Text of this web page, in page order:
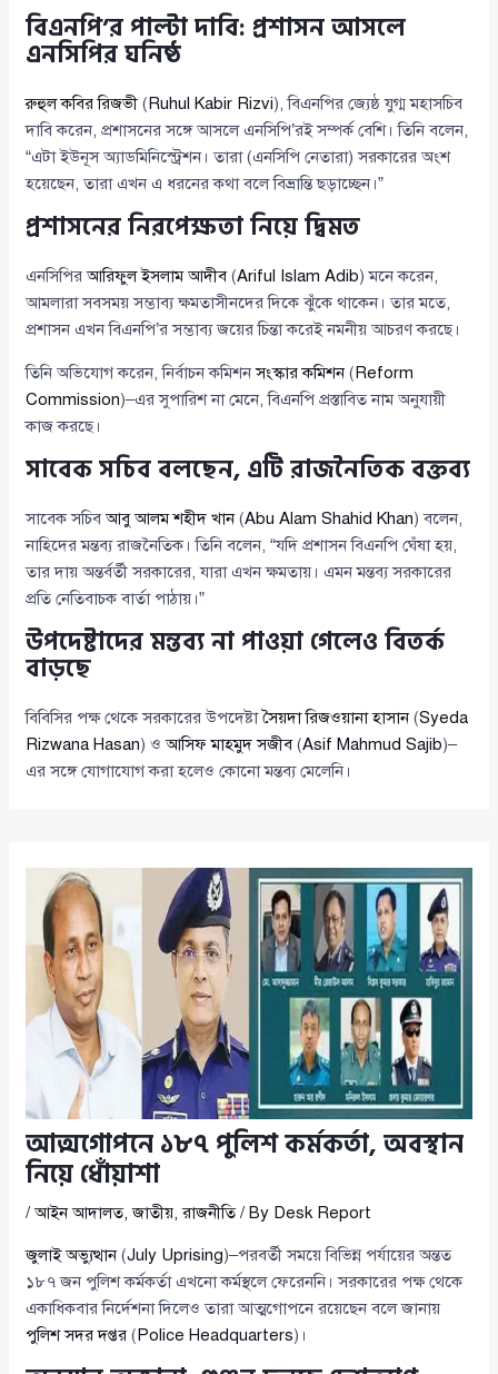
বিএনপি’র পাল্টা দাবি: প্রশাসন আসলে
এনসিপির ঘনিষ্ঠ
রুহুল কবির রিজভী (Ruhul Kabir Rizvi), বিএনপির জ্যেষ্ঠ যুগ্ম মহাসচিব
দাবি করেন, প্রশাসনের সঙ্গে আসলে এনসিপি’রই সম্পর্ক বেশি। তিনি বলেন,
“এটা ইউনূস অ্যাডমিনিস্ট্রেশন। তারা (এনসিপি নেতারা) সরকারের অংশ
হয়েছেন, তারা এখন এ ধরনের কথা বলে বিভ্রান্তি ছড়াচ্ছেন।”
প্রশাসনের নিরপেক্ষতা নিয়ে দ্বিমত
এনসিপিরআরিফুল ইসলাম আদীব(Ariful Islam Adib) মনে করেন,
আমলারা সবসময় সম্ভাব্য ক্ষমতাসীনদের দিকে ঝুঁকে থাকেন। তার মতে,
প্রশাসন এখন বিএনপি’র সম্ভাব্য জয়ের চিন্তা করেই নমনীয় আচরণ করছে।
তিনি অভিযোগ করেন, নির্বাচন কমিশনসংস্কার কমিশন(Reform
Commission)–এর সুপারিশ না মেনে, বিএনপি প্রস্তাবিত নাম অনুযায়ী
কাজ করছে।
সাবেক সচিব বলছেন, এটি রাজনৈতিক বক্তব্য
সাবেক সচিবআবু আলম শহীদ খান(Abu Alam Shahid Khan) বলেন,
নাহিদের মন্তব্য রাজনৈতিক। তিনি বলেন, “যদি প্রশাসন বিএনপি ঘেঁষা হয়,
তার দায় অন্তর্বর্তী সরকারের, যারা এখন ক্ষমতায়। এমন মন্তব্য সরকারের
প্রতি নেতিবাচক বার্তা পাঠায়।”
উপদেষ্টাদের মন্তব্য না পাওয়া গেলেও বিতর্ক
বাড়ছে
বিবিসির পক্ষ থেকে সরকারের উপদেষ্টাসৈয়দা রিজওয়ানা হাসান(Syeda
Rizwana Hasan) ওআসিফ মাহমুদ সজীব(Asif Mahmud Sajib)–
এর সঙ্গে যোগাযোগ করা হলেও কোনো মন্তব্য মেলেনি।
আত্মগোপনে ১৮৭ পুলিশ কর্মকর্তা, অবস্থান
নিয়ে ধোঁয়াশা
/আইন আদালত,জাতীয়,রাজনীতি/ By Desk Report
জুলাই অভ্যুত্থান(July Uprising)–পরবর্তী সময়ে বিভিন্ন পর্যায়ের অন্তত
১৮৭ জন পুলিশ কর্মকর্তা এখনো কর্মস্থলে ফেরেননি। সরকারের পক্ষ থেকে
একাধিকবার নির্দেশনা দিলেও তারা আত্মগোপনে রয়েছেন বলে জানায়
পুলিশ সদর দপ্তর (Police Headquarters)।